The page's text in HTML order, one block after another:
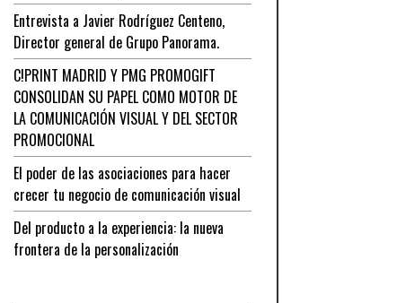
Entrevista a Javier Rodríguez Centeno,
Director general de Grupo Panorama.
C!PRINT MADRID Y PMG PROMOGIFT
CONSOLIDAN SU PAPEL COMO MOTOR DE
LA COMUNICACIÓN VISUAL Y DEL SECTOR
PROMOCIONAL
El poder de las asociaciones para hacer
crecer tu negocio de comunicación visual
Del producto a la experiencia: la nueva
frontera de la personalización